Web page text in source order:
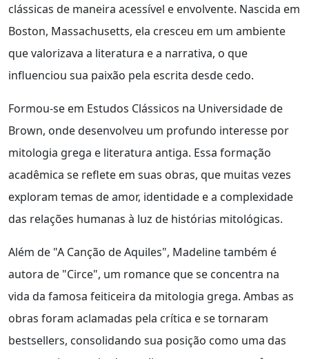
clássicas de maneira acessível e envolvente. Nascida em
Boston, Massachusetts, ela cresceu em um ambiente
que valorizava a literatura e a narrativa, o que
influenciou sua paixão pela escrita desde cedo.
Formou-se em Estudos Clássicos na Universidade de
Brown, onde desenvolveu um profundo interesse por
mitologia grega e literatura antiga. Essa formação
acadêmica se reflete em suas obras, que muitas vezes
exploram temas de amor, identidade e a complexidade
das relações humanas à luz de histórias mitológicas.
Além de "A Canção de Aquiles", Madeline também é
autora de "Circe", um romance que se concentra na
vida da famosa feiticeira da mitologia grega. Ambas as
obras foram aclamadas pela crítica e se tornaram
bestsellers, consolidando sua posição como uma das